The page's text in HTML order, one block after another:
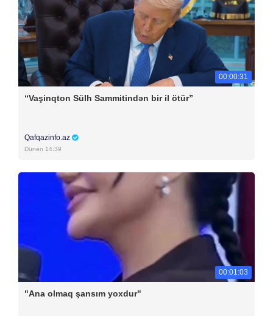
00:00:31
“Vaşinqton Sülh Sammitindən bir il ötür”
Qafqazinfo.az
Dünən 14:39
00:01:03
"Ana olmaq şansım yoxdur"